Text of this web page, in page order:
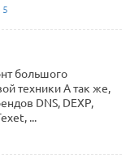
большого
техники А так же,
DNS, DEXP,
...